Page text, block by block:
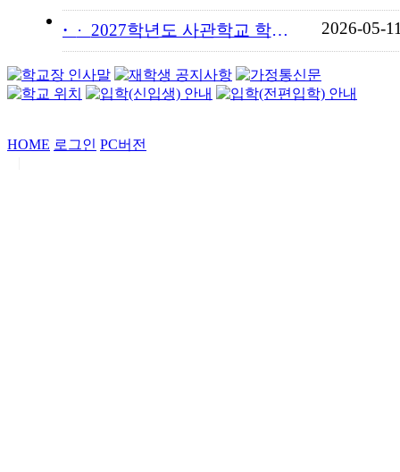
· 2027학년도 사관학교 학교장... 2026-05-
HOME 로그인 PC버전